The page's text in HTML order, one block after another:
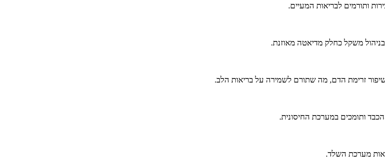
ותורמים לבריאות המעיים.
משקל כחלק מדיאטה מאוזנת.
ותומכים במערכת החיסונית.
מערכת השלד.